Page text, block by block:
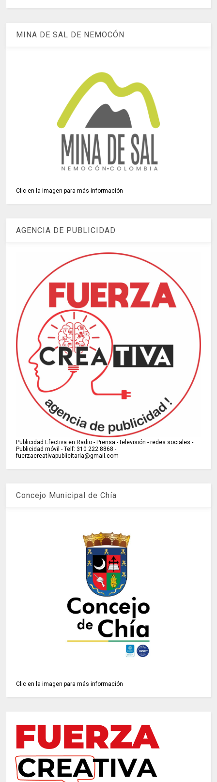
MINA DE SAL DE NEMOCÓN
Clic en la imagen para más información
AGENCIA DE PUBLICIDAD
Publicidad Efectiva en Radio - Prensa - televisión - redes sociales -
Publicidad móvil - Telf: 310 222 8868 -
fuerzacreativapublicitaria@gmail.com
Concejo Municipal de Chía
Clic en la imagen para más información